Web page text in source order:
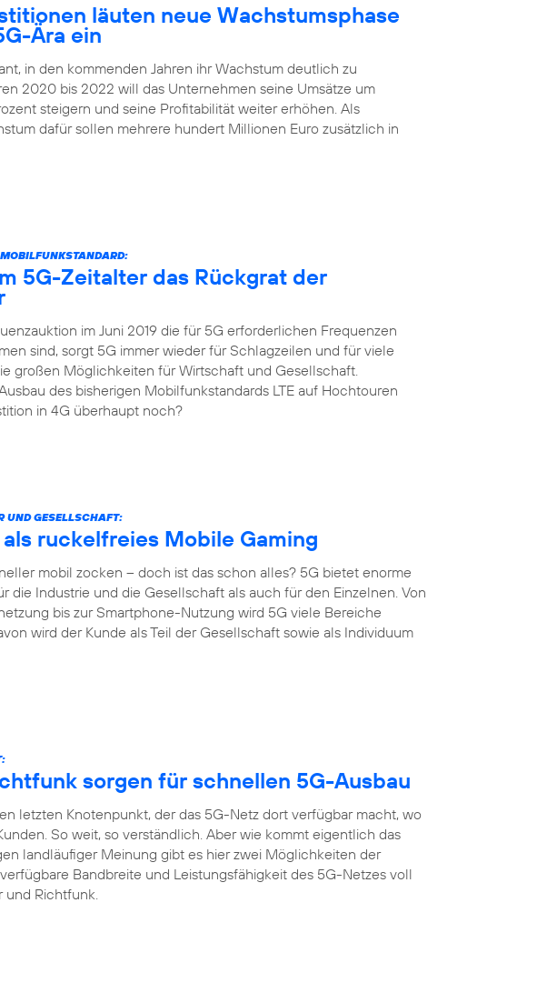
läuten neue Wachstumsphase
Ära ein
in den kommenden Jahren ihr Wachstum deutlich zu
2020 bis 2022 will das Unternehmen seine Umsätze um
steigern und seine Profitabilität weiter erhöhen. Als
dafür sollen mehrere hundert Millionen Euro zusätzlich in
5G-Zeitalter das Rückgrat der
im Juni 2019 die für 5G erforderlichen Frequenzen
sind, sorgt 5G immer wieder für Schlagzeilen und für viele
großen Möglichkeiten für Wirtschaft und Gesellschaft.
des bisherigen Mobilfunkstandards LTE auf Hochtouren
in 4G überhaupt noch?
UND GESELLSCHAFT:
ruckelfreies Mobile Gaming
mobil zocken – doch ist das schon alles? 5G bietet enorme
die Industrie und die Gesellschaft als auch für den Einzelnen. Von
bis zur Smartphone-Nutzung wird 5G viele Bereiche
wird der Kunde als Teil der Gesellschaft sowie als Individuum
sorgen für schnellen 5G-Ausbau
letzten Knotenpunkt, der das 5G-Netz dort verfügbar macht, wo
So weit, so verständlich. Aber wie kommt eigentlich das
landläufiger Meinung gibt es hier zwei Möglichkeiten der
Bandbreite und Leistungsfähigkeit des 5G-Netzes voll
und Richtfunk.